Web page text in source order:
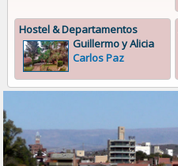
Hostel & Departamentos
Guillermo y Alicia
Carlos Paz